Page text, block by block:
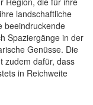
landschaftliche
beeindruckende
Spaziergänge in der
Genüsse. Die
zudem dafür, dass
in Reichweite